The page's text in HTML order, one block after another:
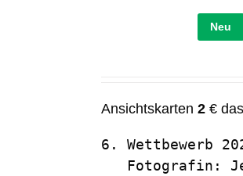
Neu
Ansichtskarten 2€
6. Wettbewerb
Fotografin: